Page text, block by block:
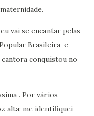
vai se encantar pelas
Brasileira e
conquistou no
. Por vários
alta: me identifiquei